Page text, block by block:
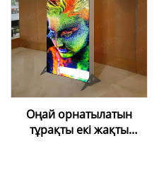
Оңай орнатылатын
тұрақты екі жақты